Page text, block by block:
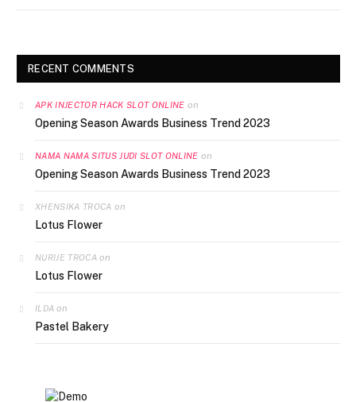
RECENT COMMENTS
APK INJECTOR HACK SLOT ONLINE on
Opening Season Awards Business Trend 2023
NAMA NAMA SITUS JUDI SLOT ONLINE on
Opening Season Awards Business Trend 2023
XHENSIKA TROCA on
Lotus Flower
NURIJE TROCA on
Lotus Flower
ILDA on
Pastel Bakery